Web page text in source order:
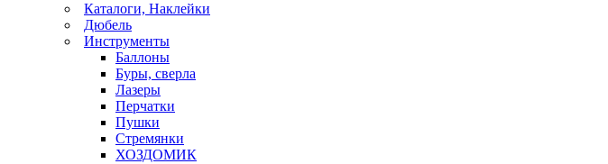
Каталоги, Наклейки
Дюбель
Инструменты
Баллоны
Буры, сверла
Лазеры
Перчатки
Пушки
Стремянки
ХОЗДОМИК